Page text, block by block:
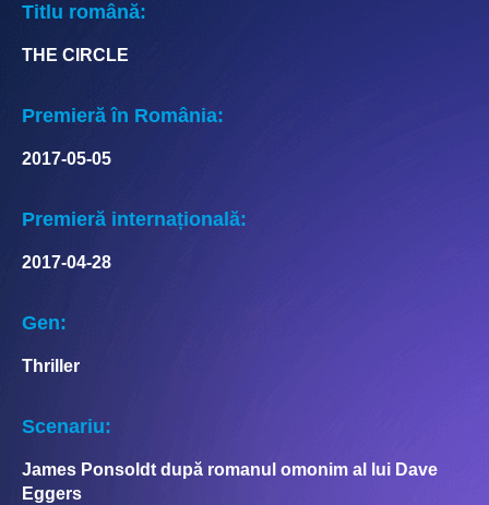
Titlu română:
THE CIRCLE
Premieră în România:
2017-05-05
Premieră internațională:
2017-04-28
Gen:
Thriller
Scenariu:
James Ponsoldt după romanul omonim al lui Dave
Eggers